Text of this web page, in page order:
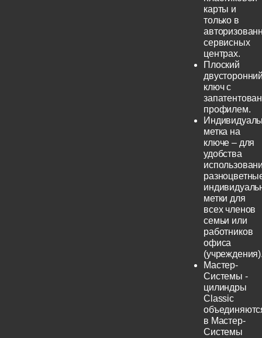
карты и
только в
сервисных
центрах.
Плоский
ключ с
профилем.
метка на
ключе – для
удобства
метки для
всех членов
семьи или
работников
офиса
Мастер-
Системы -
цилиндры
Classic
в Мастер-
Системы